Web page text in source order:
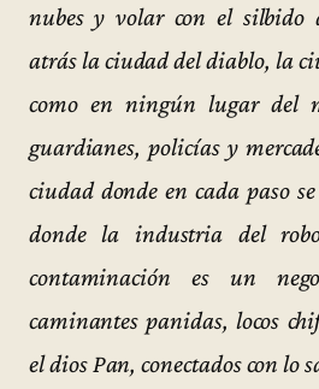
nubes y volar con el silbido
atrás la ciudad del diablo, la
como en ningún lugar del
guardianes, policías y
ciudad donde en cada paso
donde la industria del
contaminación es un
caminantes panidas, locos
el dios Pan, conectados con lo